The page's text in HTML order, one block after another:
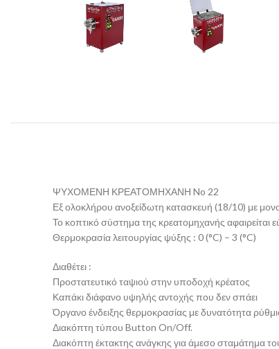
ΨΥΧΟΜΕΝΗ ΚΡΕΑΤΟΜΗΧΑΝΗ No 22
Εξ ολοκλήρου ανοξείδωτη κατασκευή (18/10) με
Το κοπτικό σύστημα της κρεατομηχανής αφαιρείται
Θερμοκρασία λειτουργίας ψύξης : 0 (°C) – 3 (°C)
Διαθέτει :
Προστατευτικό ταψιού στην υποδοχή κρέατος
​Καπάκι διάφανο υψηλής αντοχής που δεν σπάει
Όργανο ένδειξης θερμοκρασίας με δυνατότητα
Διακόπτη τύπου Button On/Off.
Διακόπτη έκτακτης ανάγκης για άμεσο σταμάτημα